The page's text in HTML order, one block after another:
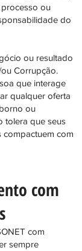
ou
do
ou resultado
Corrupção.
que interage
qualquer oferta
ou
tolera que seus
com
com
com
sempre